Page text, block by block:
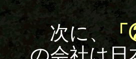
次に、「